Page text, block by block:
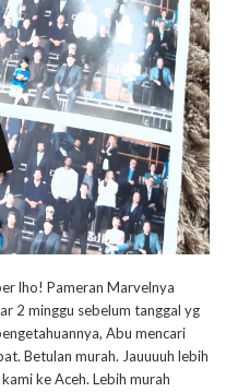
lho! Pameran Marvelnya
2 minggu sebelum tanggal yg
Abu mencari
Betulan murah. Jauuuuh lebih
ke Aceh. Lebih murah